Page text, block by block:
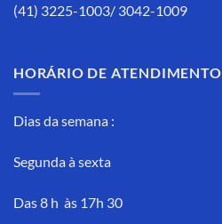
(41) 3225-1003/ 3042-1009
HORÁRIO DE ATENDIMENTO
Dias da semana :
Segunda à sexta
Das 8 h às 17h 30